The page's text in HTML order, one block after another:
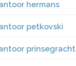
hermans
petkovski
prinsegracht